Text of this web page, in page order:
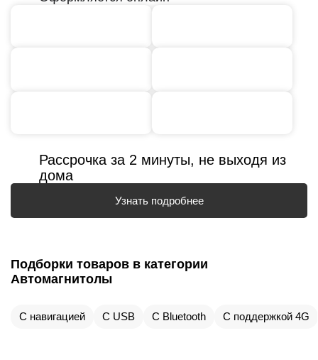
Рассрочка за 2 минуты, не выходя из
дома
Узнать подробнее
Подборки товаров в категории
Автомагнитолы
С навигацией С USB С Bluetooth С поддержкой 4G